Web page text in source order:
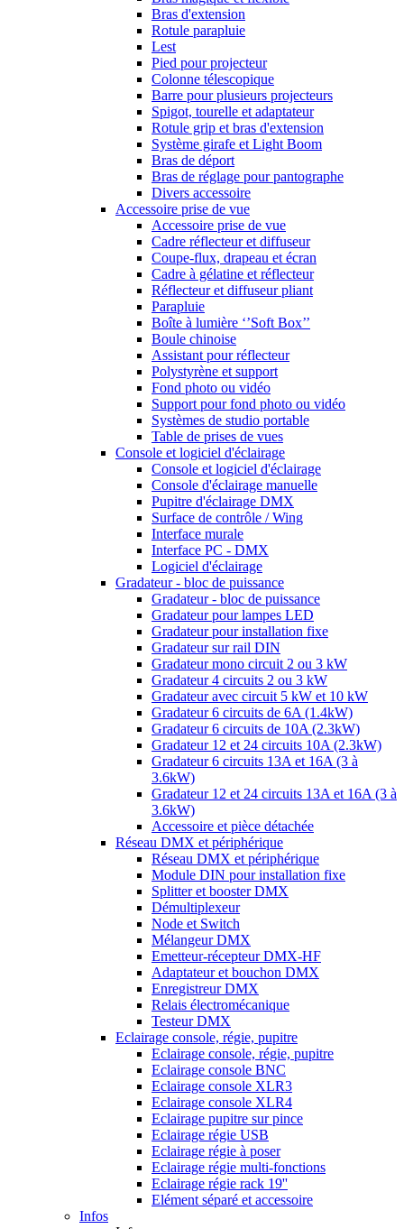
Bras d'extension
Rotule parapluie
Lest
Pied pour projecteur
Colonne télescopique
Barre pour plusieurs projecteurs
Spigot, tourelle et adaptateur
Rotule grip et bras d'extension
Système girafe et Light Boom
Bras de déport
Bras de réglage pour pantographe
Divers accessoire
Accessoire prise de vue
Accessoire prise de vue
Cadre réflecteur et diffuseur
Coupe-flux, drapeau et écran
Cadre à gélatine et réflecteur
Réflecteur et diffuseur pliant
Parapluie
Boîte à lumière ‘’Soft Box’’
Boule chinoise
Assistant pour réflecteur
Polystyrène et support
Fond photo ou vidéo
Support pour fond photo ou vidéo
Systèmes de studio portable
Table de prises de vues
Console et logiciel d'éclairage
Console et logiciel d'éclairage
Console d'éclairage manuelle
Pupitre d'éclairage DMX
Surface de contrôle / Wing
Interface murale
Interface PC - DMX
Logiciel d'éclairage
Gradateur - bloc de puissance
Gradateur - bloc de puissance
Gradateur pour lampes LED
Gradateur pour installation fixe
Gradateur sur rail DIN
Gradateur mono circuit 2 ou 3 kW
Gradateur 4 circuits 2 ou 3 kW
Gradateur avec circuit 5 kW et 10 kW
Gradateur 6 circuits de 6A (1.4kW)
Gradateur 6 circuits de 10A (2.3kW)
Gradateur 12 et 24 circuits 10A (2.3kW)
Gradateur 6 circuits 13A et 16A (3 à
3.6kW)
Gradateur 12 et 24 circuits 13A et 16A (3 à
3.6kW)
Accessoire et pièce détachée
Réseau DMX et périphérique
Réseau DMX et périphérique
Module DIN pour installation fixe
Splitter et booster DMX
Démultiplexeur
Node et Switch
Mélangeur DMX
Emetteur-récepteur DMX-HF
Adaptateur et bouchon DMX
Enregistreur DMX
Relais électromécanique
Testeur DMX
Eclairage console, régie, pupitre
Eclairage console, régie, pupitre
Eclairage console BNC
Eclairage console XLR3
Eclairage console XLR4
Eclairage pupitre sur pince
Eclairage régie USB
Eclairage régie à poser
Eclairage régie multi-fonctions
Eclairage régie rack 19''
Elément séparé et accessoire
Infos